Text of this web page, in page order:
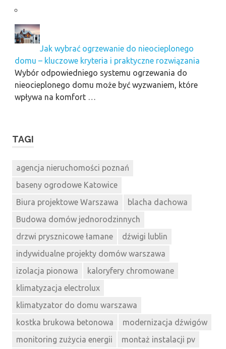
Jak wybrać ogrzewanie do nieocieplonego
domu – kluczowe kryteria i praktyczne rozwiązania
Wybór odpowiedniego systemu ogrzewania do
nieocieplonego domu może być wyzwaniem, które
wpływa na komfort …
TAGI
agencja nieruchomości poznań
baseny ogrodowe Katowice
Biura projektowe Warszawa
blacha dachowa
Budowa domów jednorodzinnych
drzwi prysznicowe łamane
dźwigi lublin
indywidualne projekty domów warszawa
izolacja pionowa
kaloryfery chromowane
klimatyzacja electrolux
klimatyzator do domu warszawa
kostka brukowa betonowa
modernizacja dźwigów
monitoring zużycia energii
montaż instalacji pv